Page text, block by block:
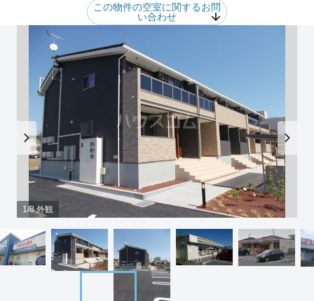
この物件の空室に関するお問
い合わせ
1/8 外観